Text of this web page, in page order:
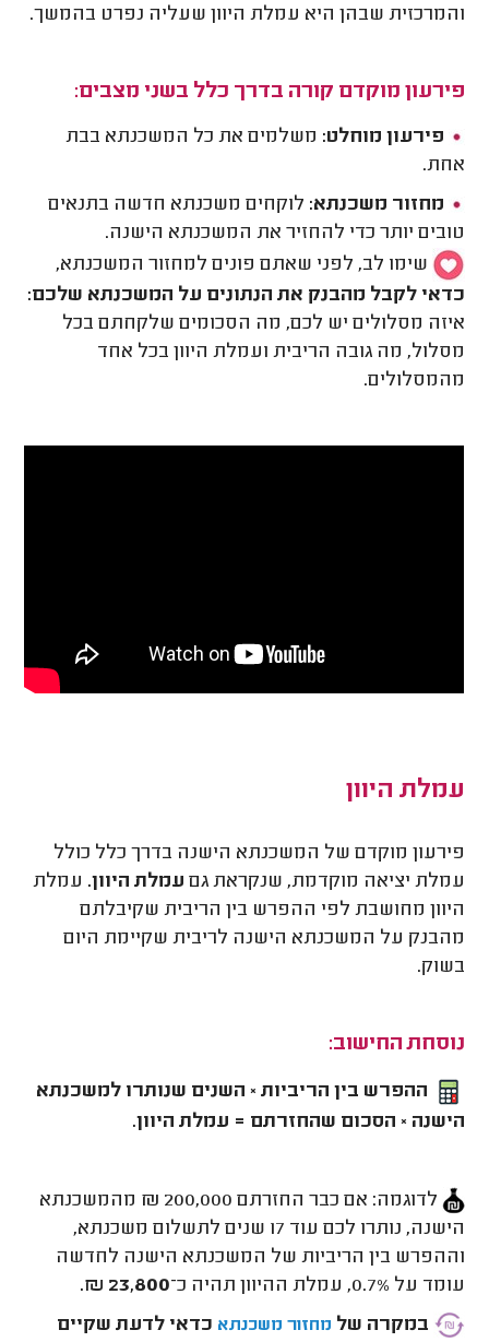
והמרכזית שבהן היא עמלת היוון שעליה נפרט בהמשך.
פירעון מוקדם קורה בדרך כלל בשני מצבים:
פירעון מוחלט: משלמים את כל המשכנתא בבת
אחת.
מחזור משכנתא: לוקחים משכנתא חדשה בתנאים
טובים יותר כדי להחזיר את המשכנתא הישנה.
שימו לב, לפני שאתם פונים למחזור המשכנתא,
כדאי לקבל מהבנק את הנתונים על המשכנתא שלכם:
איזה מסלולים יש לכם, מה הסכומים שלקחתם בכל
מסלול, מה גובה הריבית ועמלת היוון בכל אחד
מהמסלולים.
עמלת היוון
פירעון מוקדם של המשכנתא הישנה בדרך כלל כולל
עמלת יציאה מוקדמת, שנקראת גם עמלת היוון. עמלת
היוון מחושבת לפי ההפרש בין הריבית שקיבלתם
מהבנק על המשכנתא הישנה לריבית שקיימת היום
בשוק.
נוסחת החישוב:
ההפרש בין הריביות × השנים שנותרו למשכנתא
הישנה × הסכום שהחזרתם = עמלת היוון.
לדוגמה: אם כבר החזרתם 200,000 ₪ מהמשכנתא
הישנה, נותרו לכם עוד 17 שנים לתשלום משכנתא,
וההפרש בין הריביות של המשכנתא הישנה לחדשה
עומד על 0.7%, עמלת ההיוון תהיה כ־
23,800 ₪.
במקרה של מחזור משכנתא כדאי לדעת שקיים